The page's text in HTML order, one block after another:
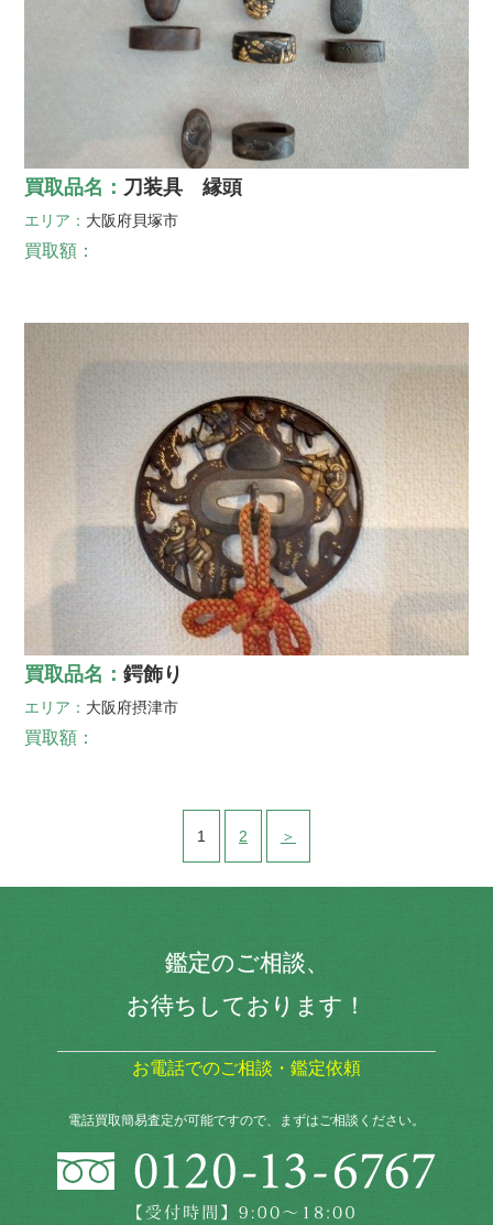
買取品名： 刀装具 縁頭
エリア： 大阪府貝塚市
買取額：
買取品名：鍔飾り
エリア： 大阪府摂津市
買取額：
1 2 ＞
鑑定のご相談、
お待ちしております！
お電話でのご相談・鑑定依頼
電話買取簡易査定が可能ですので、まずはご相談ください。